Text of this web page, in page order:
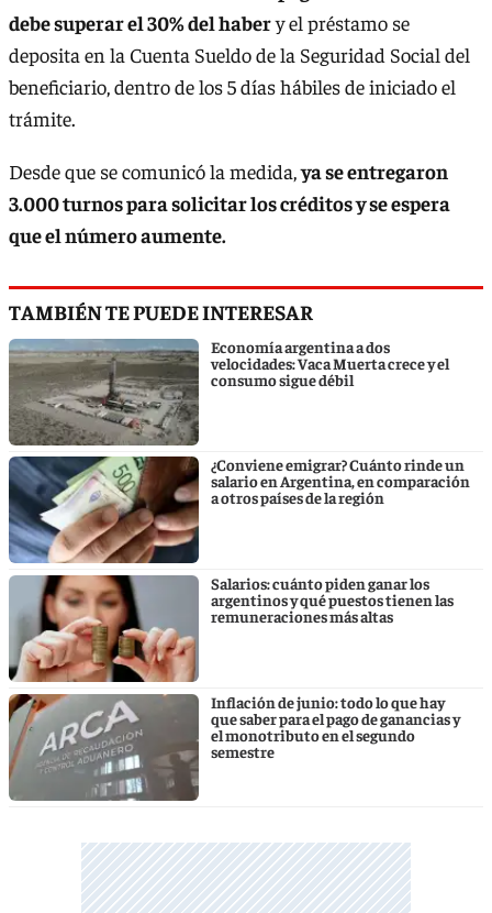
debe superar el 30% del habery el préstamo se
deposita en la Cuenta Sueldo de la Seguridad Social del
beneficiario, dentro de los 5 días hábiles de iniciado el
trámite.
Desde que se comunicó la medida,ya se entregaron
3.000 turnos para solicitar los créditos y se espera
que el número aumente.
TAMBIÉN TE PUEDE INTERESAR
Economía argentina a dos
velocidades: Vaca Muerta crece y el
consumo sigue débil
¿Conviene emigrar? Cuánto rinde un
salario en Argentina, en comparación
a otros países de la región
Salarios: cuánto piden ganar los
argentinos y qué puestos tienen las
remuneraciones más altas
Inflación de junio: todo lo que hay
que saber para el pago de ganancias y
el monotributo en el segundo
semestre